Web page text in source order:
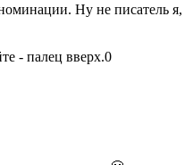
Ну не писатель я,
- палец вверх.0